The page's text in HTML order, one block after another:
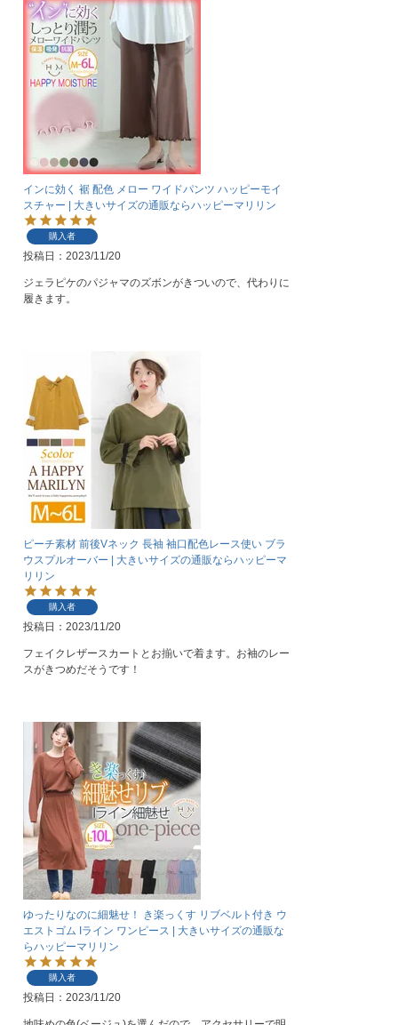
インに効く 裾 配色 メロー ワイドパンツ ハッピーモイ
スチャー | 大きいサイズの通販ならハッピーマリリン
購入者
投稿日 2023/11/20
ジェラピケのパジャマのズボンがきついので、代わりに
履きます。
ピーチ素材 前後Vネック 長袖 袖口配色レース使い ブラ
ウスプルオーバー | 大きいサイズの通販ならハッピーマ
リリン
購入者
投稿日 2023/11/20
フェイクレザースカートとお揃いで着ます。お袖のレー
スがきつめだそうです！
ゆったりなのに細魅せ！ き楽っくす リブベルト付き ウ
エストゴム Iライン ワンピース | 大きいサイズの通販な
らハッピーマリリン
購入者
投稿日 2023/11/20